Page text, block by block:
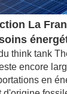
La
think tank
encore
en